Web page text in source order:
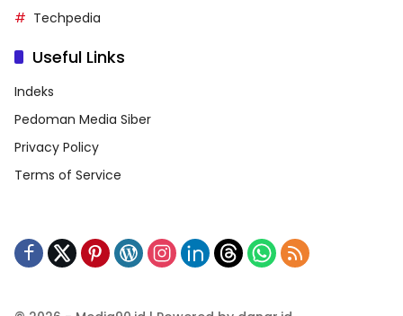
Techpedia
Useful Links
Indeks
Pedoman Media Siber
Privacy Policy
Terms of Service